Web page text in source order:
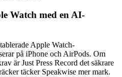
Watch med en AI-
Apple Watch-
på iPhone och AirPods. Om
är Just Press Record det säkrare
täcker Speakwise mer mark.